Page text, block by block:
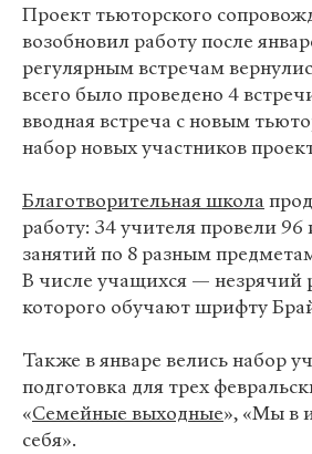
Проект тьюторского
возобновил работу после
регулярным встречам
всего было проведено 4
вводная встреча с новым
набор новых участников
Благотворительная школа
работу: 34 учителя провели
занятий по 8 разным
В числе учащихся — незрячий
которого обучают шрифту
Также в январе велись набор
подготовка для трех
«Семейные выходные», «Мы в
себя».